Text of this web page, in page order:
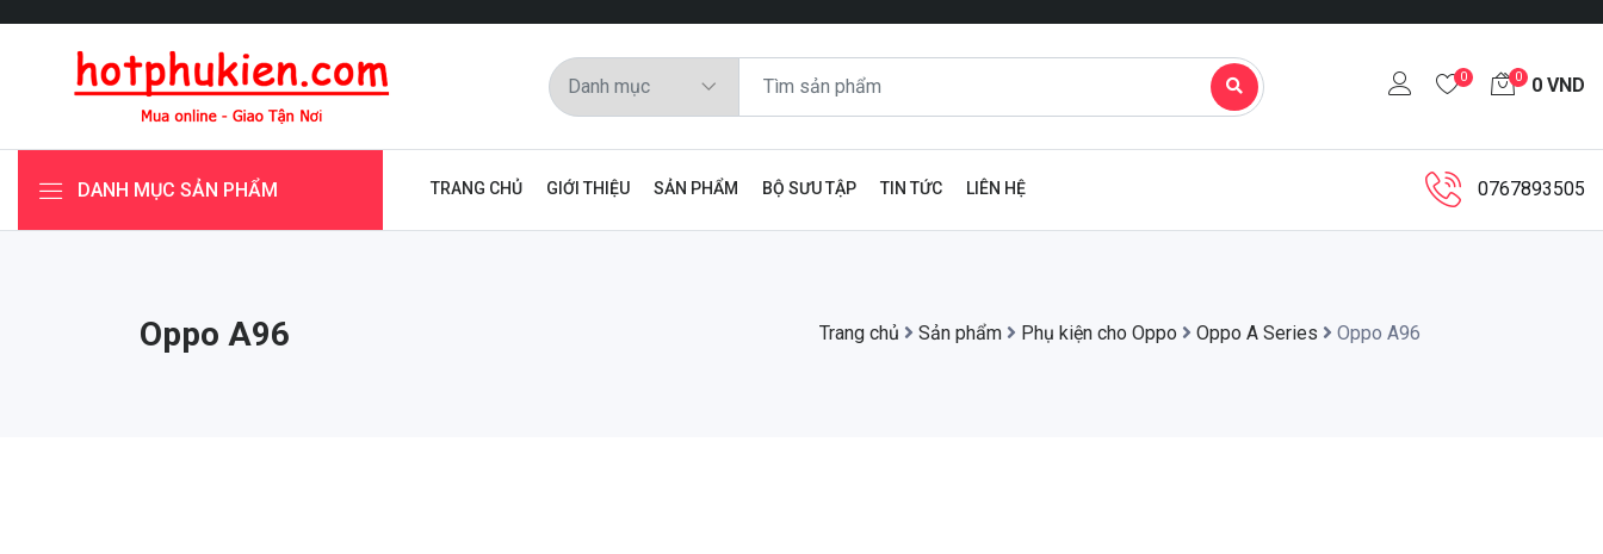
0 0 0 VND
DANH MỤC SẢN PHẨM TRANG CHỦ GIỚI THIỆU SẢN PHẨM BỘ SƯU TẬP TIN TỨC LIÊN HỆ 0767893505
Oppo A96 Trang chủ Sản phẩm Phụ kiện cho Oppo Oppo A Series Oppo A96